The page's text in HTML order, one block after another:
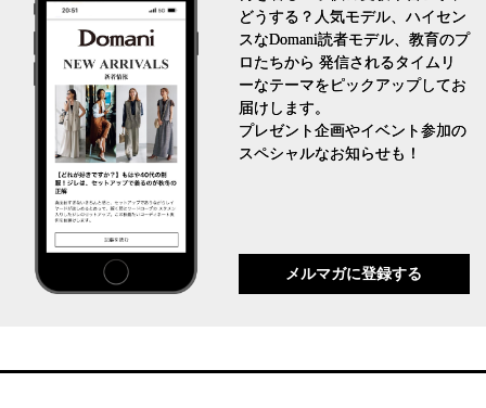
どうする？人気モデル、ハイセン
スなDomani読者モデル、教育のプ
ロたちから 発信されるタイムリ
ーなテーマをピックアップしてお
届けします。
プレゼント企画やイベント参加の
スペシャルなお知らせも！
メルマガに登録する